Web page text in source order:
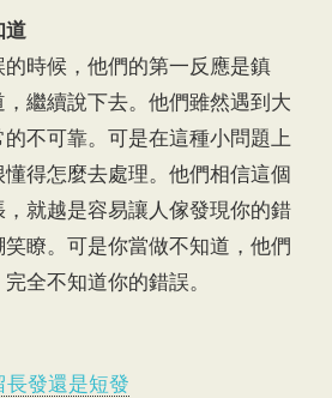
道
時候，他們的第一反應是鎮
繼續說下去。他們雖然遇到大
不可靠。可是在這種小問題上
得怎麼去處理。他們相信這個
就越是容易讓人傢發現你的錯
瞭。可是你當做不知道，他們
全不知道你的錯誤。
長發還是短發